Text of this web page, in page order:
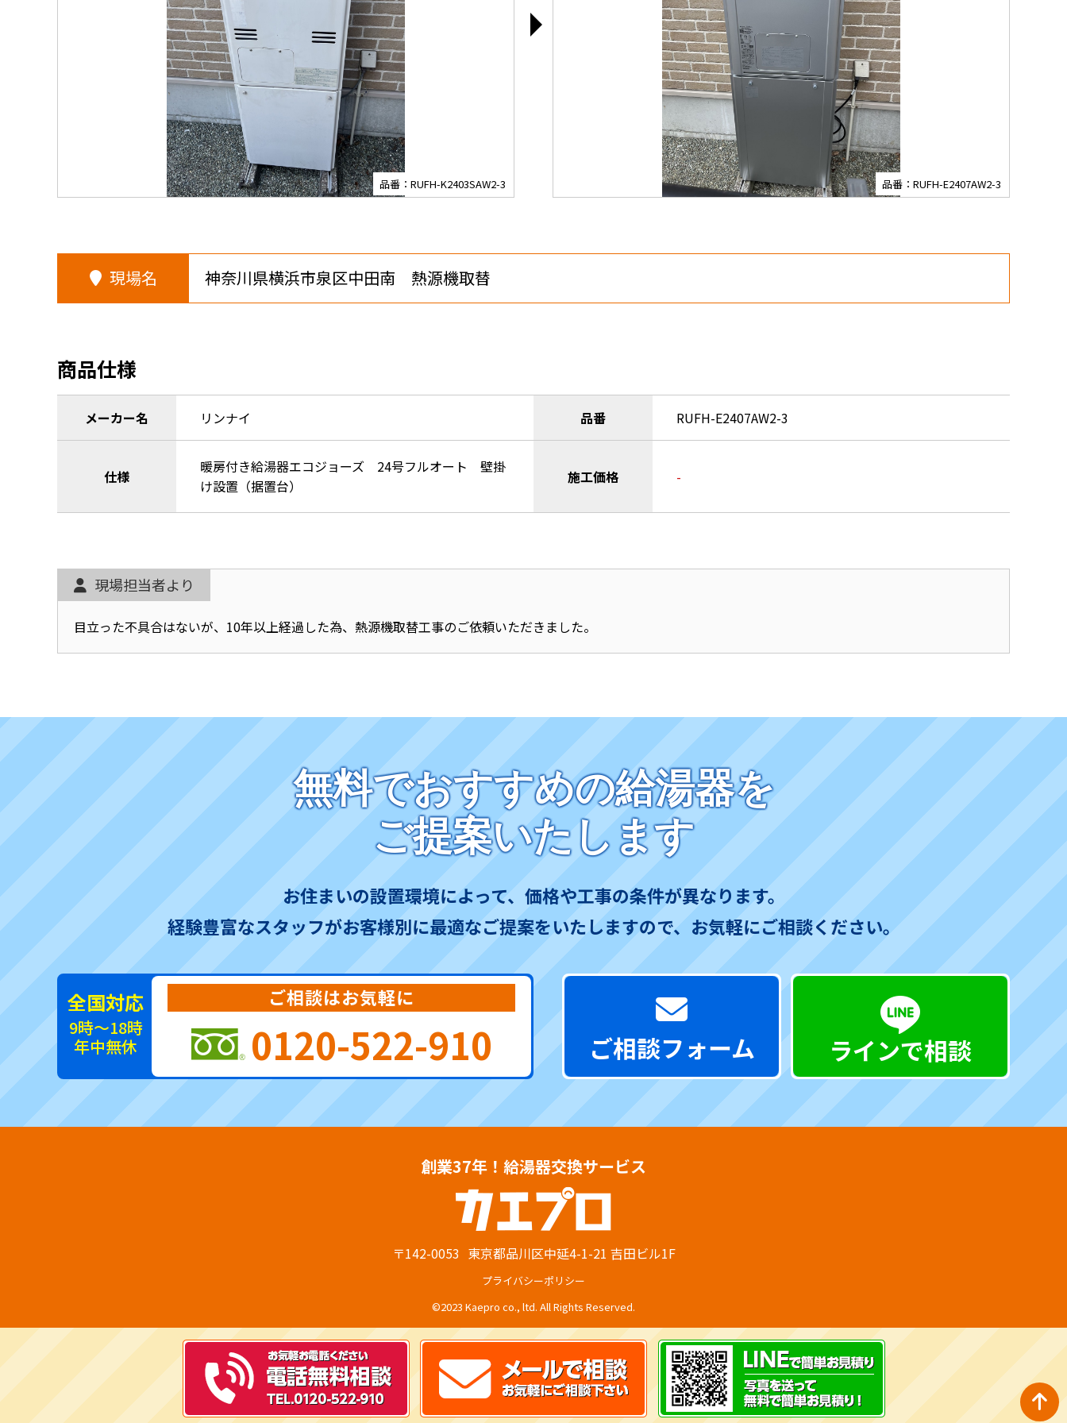
品番：RUFH-K2403SAW2-3 品番：RUFH-E2407AW2-3
現場名 神奈川県横浜市泉区中田南 熱源機取替
商品仕様
メーカー名 リンナイ 品番 RUFH-E2407AW2-3
仕様
暖房付き給湯器エコジョーズ 24号フルオート 壁掛
け設置（据置台）
施工価格 -
現場担当者より
目立った不具合はないが、10年以上経過した為、熱源機取替工事のご依頼いただきました。
無料でおすすめの給湯器を
ご提案いたします
お住まいの設置環境によって、価格や工事の条件が異なります。
経験豊富なスタッフがお客様別に最適なご提案をいたしますので、お気軽にご相談ください。
全国対応
9時～18時
年中無休
ご相談はお気軽に
0120-522-910 ご相談フォーム ラインで相談
創業37年！給湯器交換サービス
〒142-0053 東京都品川区中延4-1-21 吉田ビル1F
プライバシーポリシー
©2023 Kaepro co., ltd. All Rights Reserved.